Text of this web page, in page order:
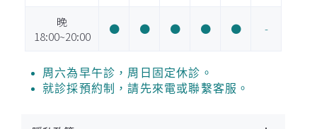
晚
18:00~20:00
● ● ● ● ● -
周六為早午診，周日固定休診。
就診採預約制，請先來電或聯繫客服。